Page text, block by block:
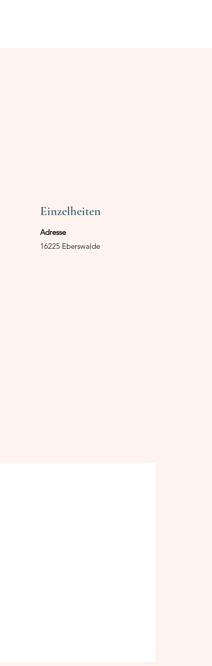
Einzelheiten
Adresse
16225 Eberswalde